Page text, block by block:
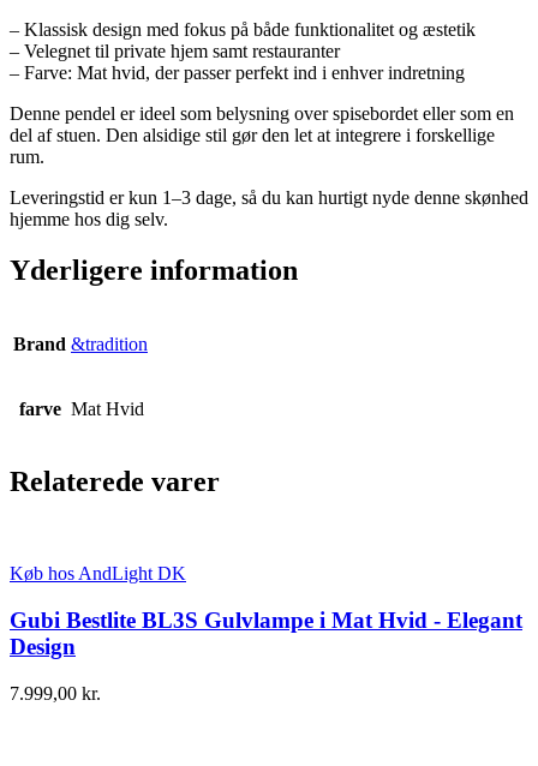
– Klassisk design med fokus på både funktionalitet og æstetik
– Velegnet til private hjem samt restauranter
– Farve: Mat hvid, der passer perfekt ind i enhver indretning
Denne pendel er ideel som belysning over spisebordet eller som en
del af stuen. Den alsidige stil gør den let at integrere i forskellige
rum.
Leveringstid er kun 1–3 dage, så du kan hurtigt nyde denne skønhed
hjemme hos dig selv.
Yderligere information
Brand &tradition
farve Mat Hvid
Relaterede varer
Køb hos AndLight DK
Gubi Bestlite BL3S Gulvlampe i Mat Hvid - Elegant
Design
7.999,00 kr.